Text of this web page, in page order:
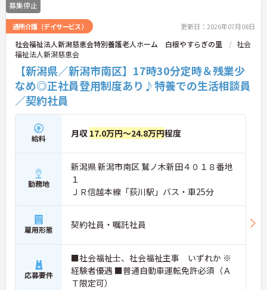
募集停止
通所介護（デイサービス） 更新日：2026年07月08日
社会福祉法人新潟慈恵会特別養護老人ホーム 白根やすらぎの里
社会
福祉法人新潟慈恵会
【新潟県／新潟市南区】17時30分定時＆残業少
なめ◎正社員登用制度あり♪特養での生活相談員
／契約社員
給料 月収 17.0万円～24.8万円程度
勤務地
新潟県 新潟市南区 鷲ノ木新田４０１８番地
１
ＪＲ信越本線「荻川駅」バス・車25分
雇用形態 契約社員・嘱託社員
応募要件
■社会福祉士、社会福祉主事 いずれか ※
経験者優遇 ■普通自動車運転免許必須（Ａ
Ｔ限定可）